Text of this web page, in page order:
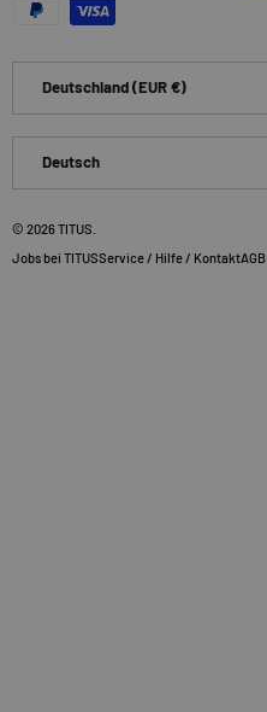
Deutschland (EUR €)
Deutsch
© 2026TITUS
Jobs bei TITUSService / Hilfe / KontaktAGB